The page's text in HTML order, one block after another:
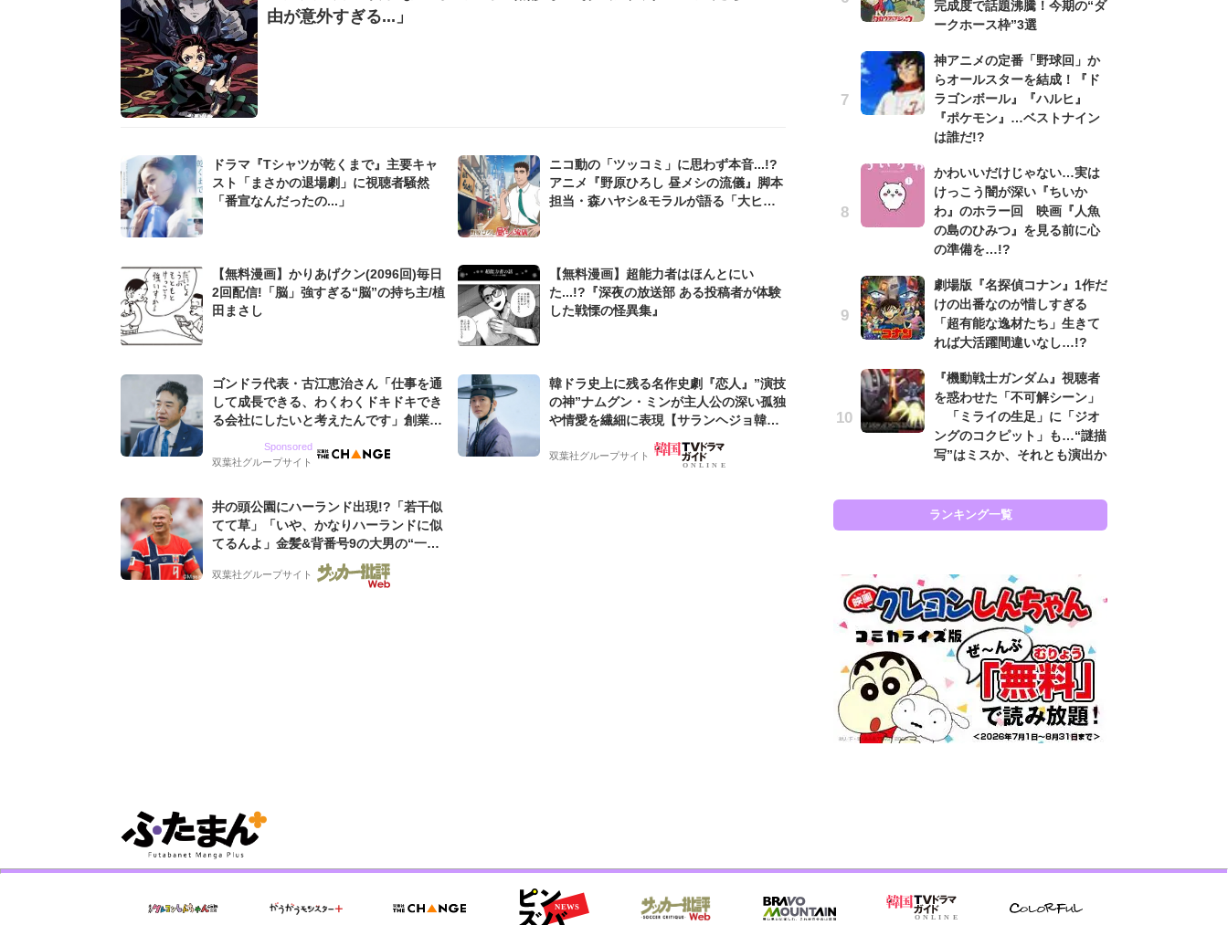
由が意外すぎる...」
ドラマ『Tシャツが乾くまで』主要キャ
スト「まさかの退場劇」に視聴者騒然
「番宣なんだったの...」
ニコ動の「ツッコミ」に思わず本音...!?
アニメ『野原ひろし 昼メシの流儀』脚本
担当・森ハヤシ&モラルが語る「大ヒッ
【無料漫画】かりあげクン(2096回)毎日
2回配信!「脳」強すぎる“脳”の持ち主/植
田まさし
【無料漫画】超能力者はほんとにい
た...!?『深夜の放送部 ある投稿者が体験
した戦慄の怪異集』
ゴンドラ代表・古江恵治さん「仕事を通
して成長できる、わくわくドキドキでき
る会社にしたいと考えたんです」創業来
グ会社のアイデンティティ
Sponsored
双葉社グループサイト
韓ドラ史上に残る名作史劇『恋人』”演技
の神”ナムグン・ミンが主人公の深い孤独
や情愛を繊細に表現【サランヘジョ韓ド
双葉社グループサイト
井の頭公園にハーランド出現!?「若干似
てて草」「いや、かなりハーランドに似
てるんよ」金髪&背番号9の大男の“一人
バイキング・ロー”映像が話題!「元気を
もらった」
双葉社グループサイト
完成度で話題沸騰！今期の“ダ
ークホース枠”3選
神アニメの定番「野球回」か
らオールスターを結成！『ド
ラゴンボール』『ハルヒ』
『ポケモン』…ベストナイン
は誰だ!?
かわいいだけじゃない…実は
けっこう闇が深い『ちいか
わ』のホラー回 映画『人魚
の島のひみつ』を見る前に心
の準備を…!?
劇場版『名探偵コナン』1作だ
けの出番なのが惜しすぎる
「超有能な逸材たち」生きて
れば大活躍間違いなし…!?
『機動戦士ガンダム』視聴者
を惑わせた「不可解シーン」
「ミライの生足」に「ジオ
ングのコクピット」も…“謎描
写”はミスか、それとも演出か
ランキング一覧